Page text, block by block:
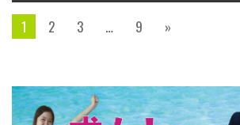
1 2 3 … 9 »